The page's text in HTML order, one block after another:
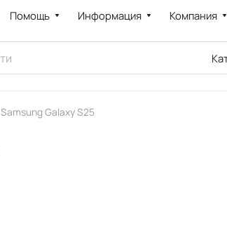
Помощь Информация Компания
Samsung Galaxy S25